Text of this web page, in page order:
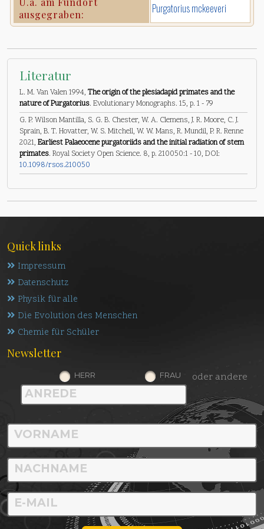
ausgegraben:
Purgatorius mckeeveri
Literatur
L. M. Van Valen 1994, The origin of the plesiadapid primates and the
nature of Purgatorius. Evolutionary Monographs. 15, p. 1 - 79
G. P. Wilson Mantilla, S. G. B. Chester, W. A. Clemens, J. R. Moore, C. J.
Sprain, B. T. Hovatter, W. S. Mitchell, W. W. Mans, R. Mundil, P. R. Renne
2021, Earliest Palaeocene purgatoriids and the initial radiation of stem
primates. Royal Society Open Science. 8, p. 210050:1 - 10, DOI:
10.1098/rsos.210050
Quick links
Impressum
Datenschutz
Physik für alle
Die Evolution des Menschen
Chemie für Schüler
Newsletter
HERR FRAU oder andere